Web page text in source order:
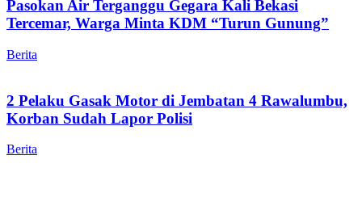
Pasokan Air Terganggu Gegara Kali Bekasi
Tercemar, Warga Minta KDM “Turun Gunung”
Berita
2 Pelaku Gasak Motor di Jembatan 4 Rawalumbu,
Korban Sudah Lapor Polisi
Berita